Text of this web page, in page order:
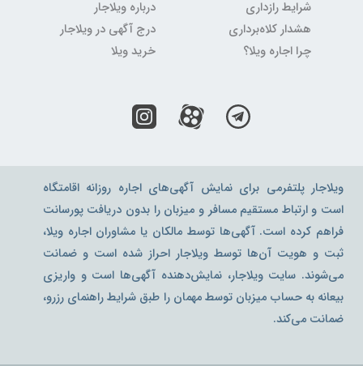
شرایط رازداری
هشدار کلاه‌برداری
چرا اجاره ویلا؟
درباره ویلاجار
درج آگهی در ویلاجار
خرید ویلا
ویلاجار پلتفرمی برای نمایش آگهی‌های اجاره روزانه اقامتگاه
است و ارتباط مستقیم مسافر و میزبان را بدون دریافت پورسانت
فراهم کرده است. آگهی‌ها توسط مالکان یا مشاوران اجاره ویلا،
ثبت و هویت آن‌ها توسط ویلاجار احراز شده است و ضمانت
می‌شوند. سایت ویلاجار، نمایش‌دهنده آگهی‌ها است و واریزی
بیعانه به حساب میزبان توسط مهمان را طبق شرایط راهنمای رزرو،
ضمانت می‌کند.